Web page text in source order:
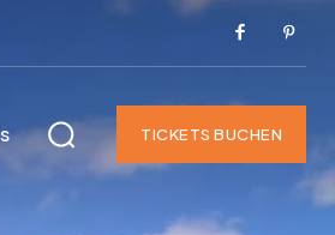
TICKETS BUCHEN